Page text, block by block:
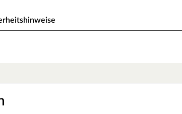
Weißtöne. Das Signalweiß folgt dabei dem